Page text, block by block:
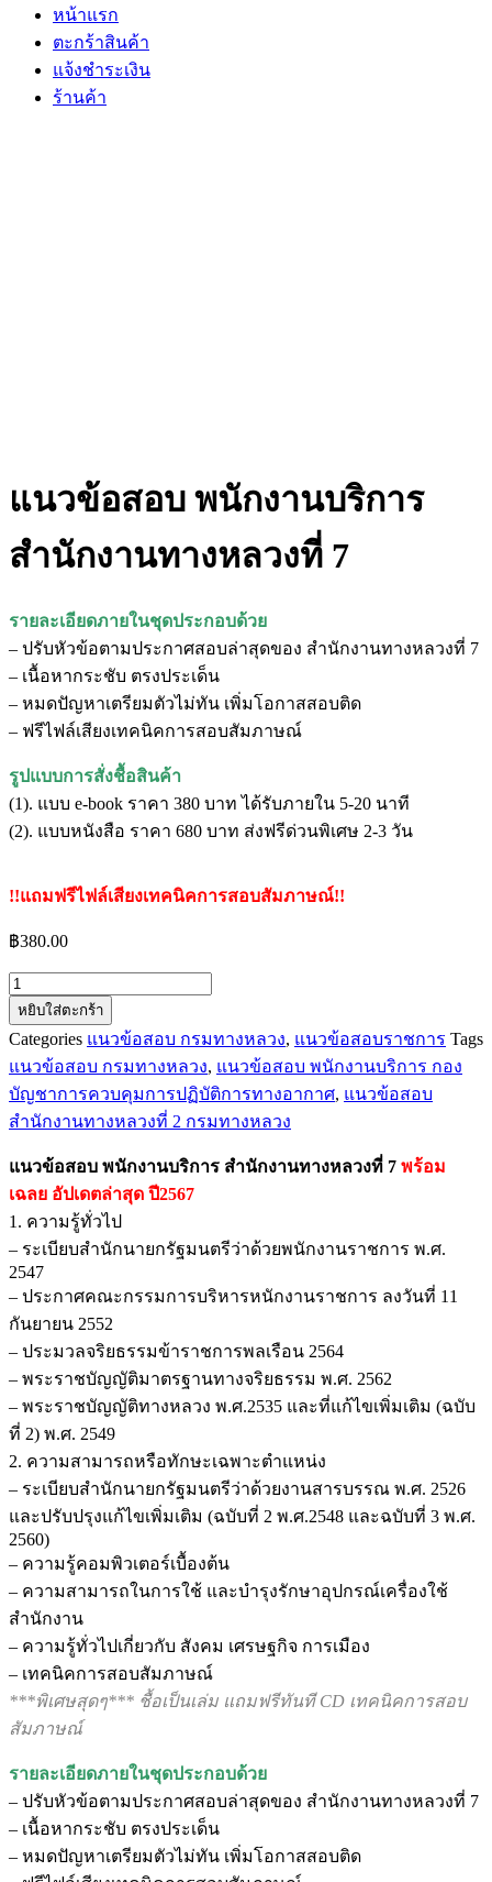
หน้าแรก
ตะกร้าสินค้า
แจ้งชำระเงิน
ร้านค้า
แนวข้อสอบ พนักงานบริการ
สำนักงานทางหลวงที่ 7
รายละเอียดภายในชุดประกอบด้วย
– ปรับหัวข้อตามประกาศสอบล่าสุดของ สำนักงานทางหลวงที่ 7
– เนื้อหากระชับ ตรงประเด็น
– หมดปัญหาเตรียมตัวไม่ทัน เพิ่มโอกาสสอบติด
– ฟรีไฟล์เสียงเทคนิคการสอบสัมภาษณ์
รูปแบบการสั่งชื้อสินค้า
(1). แบบ e-book ราคา 380 บาท ได้รับภายใน 5-20 นาที
(2). แบบหนังสือ ราคา 680 บาท ส่งฟรีด่วนพิเศษ 2-3 วัน
!!แถมฟรีไฟล์เสียงเทคนิคการสอบสัมภาษณ์!!
฿380.00
จำนวน
แนว
ข้อสอบ
พนักงาน
บริการ
สำนักงาน
ที่
7
ชิ้น
หยิบใส่ตะกร้า
Categories แนวข้อสอบ กรมทางหลวง, แนวข้อสอบราชการ Tags
แนวข้อสอบ กรมทางหลวง, แนวข้อสอบ พนักงานบริการ กอง
บัญชาการควบคุมการปฏิบัติการทางอากาศ, แนวข้อสอบ
สำนักงานทางหลวงที่ 2 กรมทางหลวง
แนวข้อสอบ พนักงานบริการ สำนักงานทางหลวงที่ 7 พร้อม
เฉลย อัปเดตล่าสุด ปี2567
1. ความรู้ทั่วไป
– ระเบียบสำนักนายกรัฐมนตรีว่าด้วยพนักงานราชการ พ.ศ.
2547
– ประกาศคณะกรรมการบริหารหนักงานราชการ ลงวันที่ 11
กันยายน 2552
– ประมวลจริยธรรมข้าราชการพลเรือน 2564
– พระราชบัญญัติมาตรฐานทางจริยธรรม พ.ศ. 2562
– พระราชบัญญัติทางหลวง พ.ศ.2535 และที่แก้ไขเพิ่มเติม (ฉบับ
ที่ 2) พ.ศ. 2549
2. ความสามารถหรือทักษะเฉพาะตำแหน่ง
– ระเบียบสำนักนายกรัฐมนตรีว่าด้วยงานสารบรรณ พ.ศ. 2526
และปรับปรุงแก้ไขเพิ่มเติม (ฉบับที่ 2 พ.ศ.2548 และฉบับที่ 3 พ.ศ.
2560)
– ความรู้คอมพิวเตอร์เบื้องต้น
– ความสามารถในการใช้ และบำรุงรักษาอุปกรณ์เครื่องใช้
สำนักงาน
– ความรู้ทั่วไปเกี่ยวกับ สังคม เศรษฐกิจ การเมือง
– เทคนิคการสอบสัมภาษณ์
***พิเศษสุดๆ*** ชื้อเป็นเล่ม แถมฟรีทันที CD เทคนิคการสอบ
สัมภาษณ์
รายละเอียดภายในชุดประกอบด้วย
– ปรับหัวข้อตามประกาศสอบล่าสุดของ สำนักงานทางหลวงที่ 7
– เนื้อหากระชับ ตรงประเด็น
– หมดปัญหาเตรียมตัวไม่ทัน เพิ่มโอกาสสอบติด